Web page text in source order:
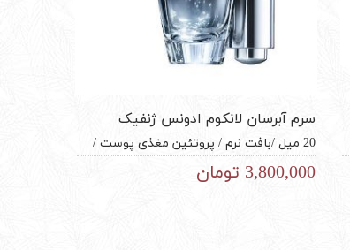
سرم آبرسان لانکوم ادونس ژنفیک
پیشرفته
20 میل /بافت نرم / پروتئین مغذی پوست /
ترمیم بافت آسیب دیده / شفاف کننده / جذب
سریع / لیفت قوی / از بین برنده سریع چین و
3,800,000 تومان